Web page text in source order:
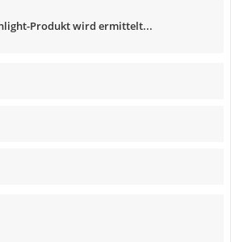
Produkt wird ermittelt...